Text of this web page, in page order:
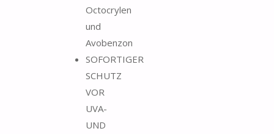
Octocrylen
und
Avobenzon
SOFORTIGER
SCHUTZ
VOR
UVA-
UND